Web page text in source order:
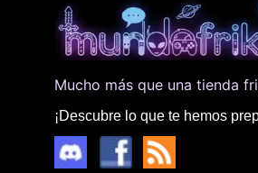
Mucho más que una tienda
¡Descubre lo que te hemos